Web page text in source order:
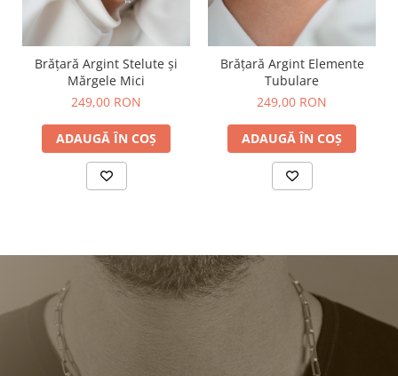
Brățară Argint Stelute și
Mărgele Mici
249,00 RON
ADAUGĂ ÎN COȘ
Brățară Argint Elemente
Tubulare
249,00 RON
ADAUGĂ ÎN COȘ